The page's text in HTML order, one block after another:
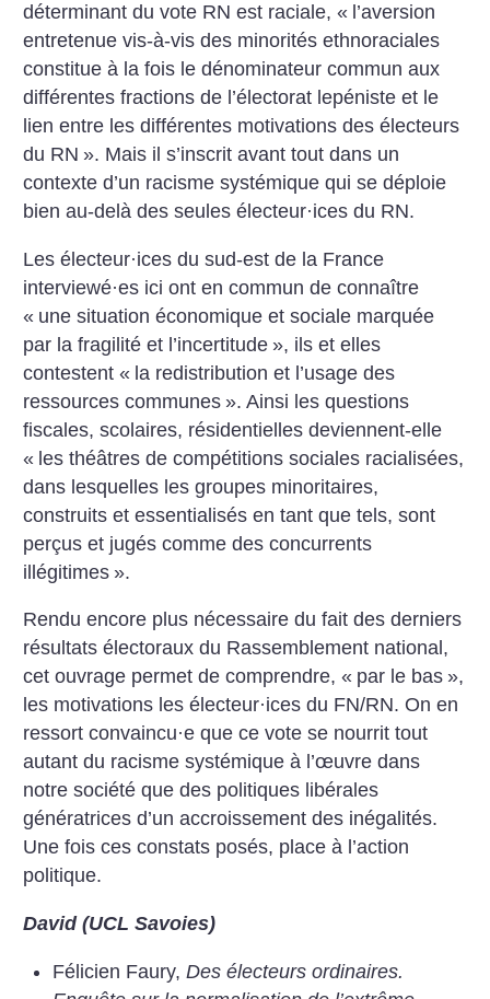
déterminant du vote RN est raciale, « l’aversion
entretenue vis-à-vis des minorités ethnoraciales
constitue à la fois le dénominateur commun aux
différentes fractions de l’électorat lepéniste et le
lien entre les différentes motivations des électeurs
du RN ». Mais il s’inscrit avant tout dans un
contexte d’un racisme systémique qui se déploie
bien au-delà des seules électeur·ices du RN.
Les électeur·ices du sud-est de la France
interviewé·es ici ont en commun de connaître
« une situation économique et sociale marquée
par la fragilité et l’incertitude », ils et elles
contestent « la redistribution et l’usage des
ressources communes ». Ainsi les questions
fiscales, scolaires, résidentielles deviennent-elle
« les théâtres de compétitions sociales racialisées,
dans lesquelles les groupes minoritaires,
construits et essentialisés en tant que tels, sont
perçus et jugés comme des concurrents
illégitimes ».
Rendu encore plus nécessaire du fait des derniers
résultats électoraux du Rassemblement national,
cet ouvrage permet de comprendre, « par le bas »,
les motivations les électeur·ices du FN/RN. On en
ressort convaincu·e que ce vote se nourrit tout
autant du racisme systémique à l’œuvre dans
notre société que des politiques libérales
génératrices d’un accroissement des inégalités.
Une fois ces constats posés, place à l’action
politique.
David (UCL Savoies)
Félicien Faury, Des électeurs ordinaires.